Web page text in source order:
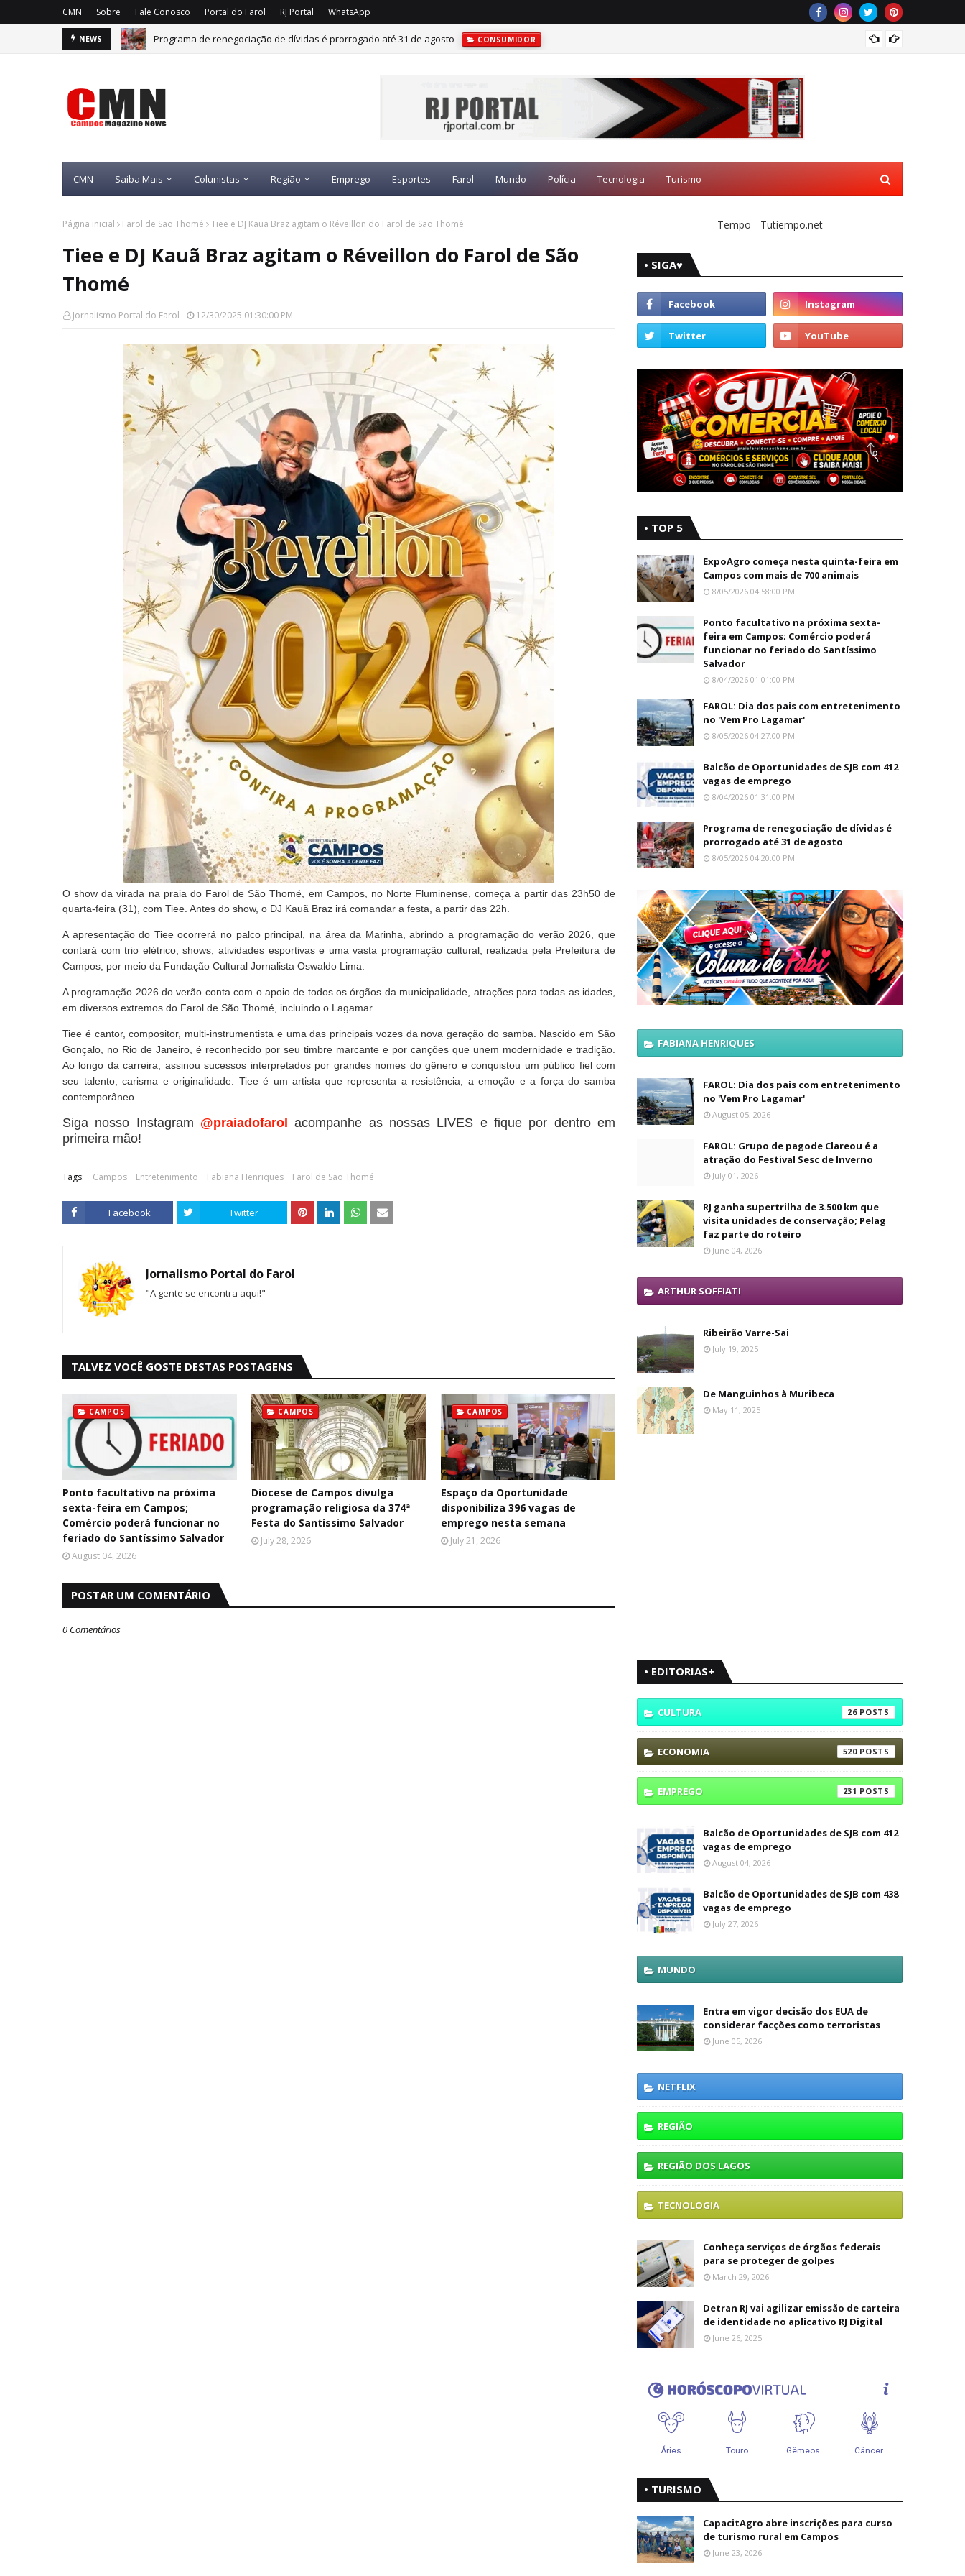
CMN Sobre Fale Conosco Portal do Farol RJ Portal WhatsApp
NEWS Programa de renegociação de dívidas é prorrogado até 31 de agosto CONSUMIDOR
CMN Saiba Mais Colunistas Região Emprego Esportes Farol Mundo Polícia Tecnologia Turismo
Página inicial Farol de São Thomé Tiee e DJ Kauã Braz agitam o Réveillon do Farol de São Thomé
Tiee e DJ Kauã Braz agitam o Réveillon do Farol de São
Thomé
Jornalismo Portal do Farol 12/30/2025 01:30:00 PM
O show da virada na praia do Farol de São Thomé, em Campos, no Norte Fluminense, começa a partir das 23h50 de
quarta-feira (31), com Tiee. Antes do show, o DJ Kauã Braz irá comandar a festa, a partir das 22h.
A apresentação do Tiee ocorrerá no palco principal, na área da Marinha, abrindo a programação do verão 2026, que
contará com trio elétrico, shows, atividades esportivas e uma vasta programação cultural, realizada pela Prefeitura de
Campos, por meio da Fundação Cultural Jornalista Oswaldo Lima.
A programação 2026 do verão conta com o apoio de todos os órgãos da municipalidade, atrações para todas as idades,
em diversos extremos do Farol de São Thomé, incluindo o Lagamar.
Tiee é cantor, compositor, multi-instrumentista e uma das principais vozes da nova geração do samba. Nascido em São
Gonçalo, no Rio de Janeiro, é reconhecido por seu timbre marcante e por canções que unem modernidade e tradição.
Ao longo da carreira, assinou sucessos interpretados por grandes nomes do gênero e conquistou um público fiel com
seu talento, carisma e originalidade. Tiee é um artista que representa a resistência, a emoção e a força do samba
contemporâneo.
Siga nosso Instagram @praiadofarol
acompanhe as nossas LIVES e fique por dentro em
primeira mão!
Tags: Campos Entretenimento Fabiana Henriques Farol de São Thomé
Facebook Twitter
Jornalismo Portal do Farol
"A gente se encontra aqui!"
TALVEZ VOCÊ GOSTE DESTAS POSTAGENS
CAMPOS
Ponto facultativo na próxima
sexta-feira em Campos;
Comércio poderá funcionar no
feriado do Santíssimo Salvador
August 04, 2026
CAMPOS
Diocese de Campos divulga
programação religiosa da 374ª
Festa do Santíssimo Salvador
July 28, 2026
CAMPOS
Espaço da Oportunidade
disponibiliza 396 vagas de
emprego nesta semana
July 21, 2026
POSTAR UM COMENTÁRIO
0 Comentários
Tempo - Tutiempo.net
• SIGA♥
• TOP 5
ExpoAgro começa nesta quinta-feira em
Campos com mais de 700 animais
8/05/2026 04:58:00 PM
Ponto facultativo na próxima sexta-
feira em Campos; Comércio poderá
funcionar no feriado do Santíssimo
Salvador
8/04/2026 01:01:00 PM
FAROL: Dia dos pais com entretenimento
no 'Vem Pro Lagamar'
8/05/2026 04:27:00 PM
Balcão de Oportunidades de SJB com 412
vagas de emprego
8/04/2026 01:31:00 PM
Programa de renegociação de dívidas é
prorrogado até 31 de agosto
8/05/2026 04:20:00 PM
FABIANA HENRIQUES
FAROL: Dia dos pais com entretenimento
no 'Vem Pro Lagamar'
August 05, 2026
FAROL: Grupo de pagode Clareou é a
atração do Festival Sesc de Inverno
July 01, 2026
RJ ganha supertrilha de 3.500 km que
visita unidades de conservação; Pelag
faz parte do roteiro
June 04, 2026
ARTHUR SOFFIATI
Ribeirão Varre-Sai
July 19, 2025
De Manguinhos à Muribeca
May 11, 2025
• EDITORIAS+
CULTURA 26
ECONOMIA 520
EMPREGO 231
Balcão de Oportunidades de SJB com 412
vagas de emprego
August 04, 2026
Balcão de Oportunidades de SJB com 438
vagas de emprego
July 27, 2026
MUNDO
Entra em vigor decisão dos EUA de
considerar facções como terroristas
June 05, 2026
NETFLIX
REGIÃO
REGIÃO DOS LAGOS
TECNOLOGIA
Conheça serviços de órgãos federais
para se proteger de golpes
March 29, 2026
Detran RJ vai agilizar emissão de carteira
de identidade no aplicativo RJ Digital
June 26, 2025
• TURISMO
CapacitAgro abre inscrições para curso
de turismo rural em Campos
June 23, 2026